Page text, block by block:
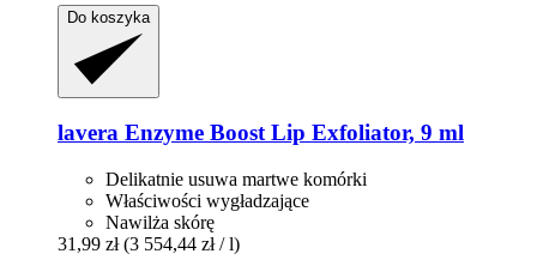
Do koszyka
lavera Enzyme Boost Lip Exfoliator, 9 ml
Delikatnie usuwa martwe komórki
Właściwości wygładzające
Nawilża skórę
31,99 zł (3 554,44 zł / l)